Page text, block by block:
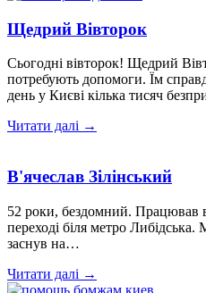
Щедрий Вівторок
Сьогодні вівторок! Щедрий
потребують допомоги. Їм
день у Києві кілька тисяч
Читати далі →
В'ячеслав Зілінський
52 роки, бездомний. Працював
переході біля метро
заснув на…
Читати далі →